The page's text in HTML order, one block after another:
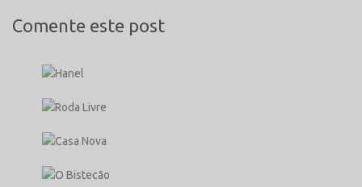
Comente este post